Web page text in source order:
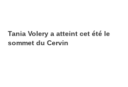
Tania Volery a atteint cet été le
sommet du Cervin